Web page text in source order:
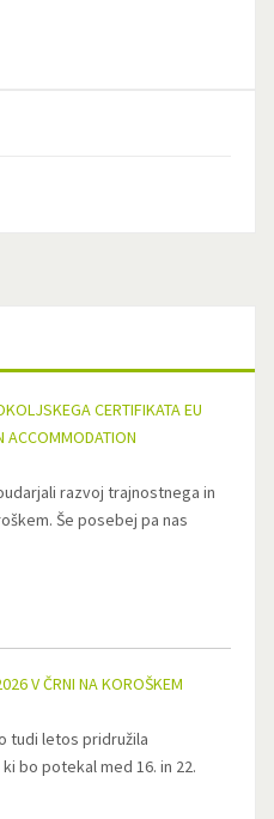
CERTIFIKATA EU
ACCOMMODATION
razvoj trajnostnega in
Še posebej pa nas
V ČRNI NA KOROŠKEM
tudi letos pridružila
bo potekal med 16. in 22.